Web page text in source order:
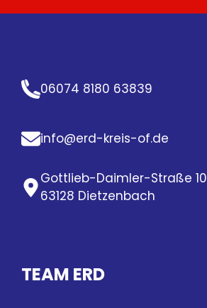
06074 8180 63839
info@erd-kreis-of.de
Gottlieb-Daimler-Straße 10
63128 Dietzenbach
TEAM ERD